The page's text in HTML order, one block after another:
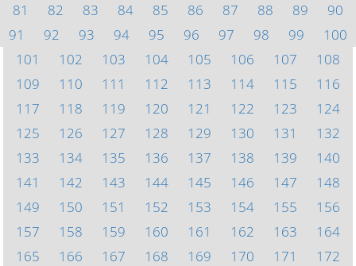
81
82 83 84 85 86 87 88 89
90
91
92 93 94 95 96 97 98 99
100
101
102 103 104 105 106 107
108
109
110 111 112 113 114 115
116
117
118 119 120 121 122 123
124
125
126 127 128 129 130 131
132
133
134 135 136 137 138 139
140
141
142 143 144 145 146 147
148
149
150 151 152 153 154 155
156
157
158 159 160 161 162 163
164
165
166 167 168 169 170 171
172